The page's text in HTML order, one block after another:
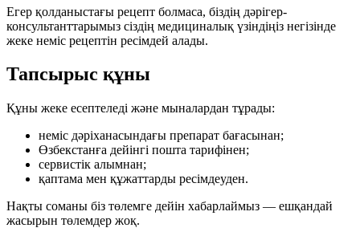
Егер қолданыстағы рецепт болмаса, біздің дәрігер-
консультанттарымыз сіздің медициналық үзіндіңіз негізінде
жеке неміс рецептін ресімдей алады.
Тапсырыс құны
Құны жеке есептеледі және мыналардан тұрады:
неміс дәріханасындағы препарат бағасынан;
Өзбекстанға дейінгі пошта тарифінен;
сервистік алымнан;
қаптама мен құжаттарды ресімдеуден.
Нақты соманы біз төлемге дейін хабарлаймыз — ешқандай
жасырын төлемдер жоқ.